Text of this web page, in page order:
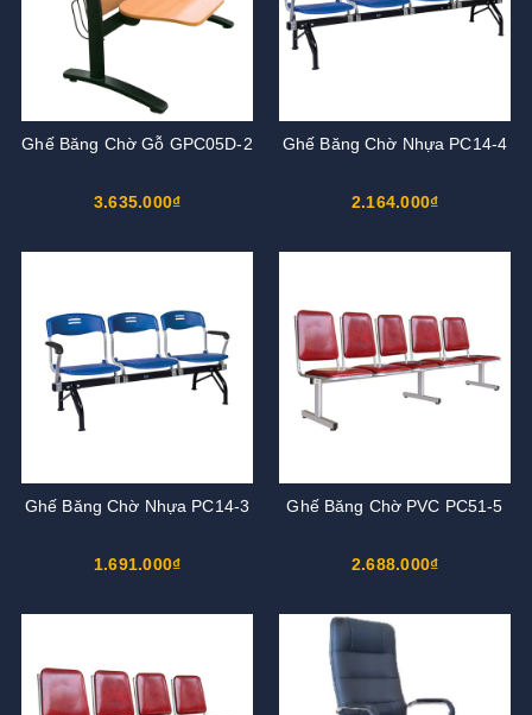
Ghế Băng Chờ Gỗ GPC05D-2
3.635.000₫
Ghế Băng Chờ Nhựa PC14-4
2.164.000₫
Ghế Băng Chờ Nhựa PC14-3
1.691.000₫
Ghế Băng Chờ PVC PC51-5
2.688.000₫